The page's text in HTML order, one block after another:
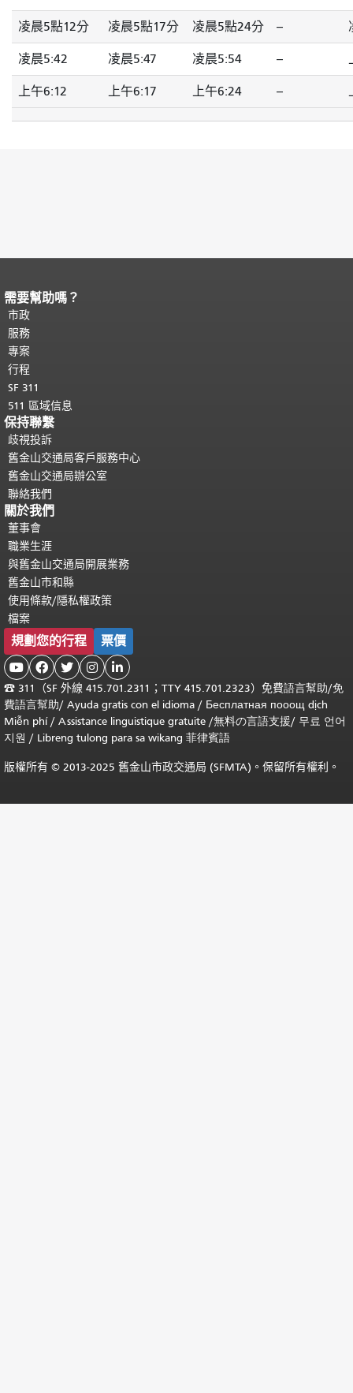
凌晨5點12分 凌晨5點17分 凌晨5點24分 --
凌晨5:42 凌晨5:47 凌晨5:54 --
上午6:12 上午6:17 上午6:24 --
頁面內容結束。
都會重複顯示。
需要幫助嗎？
市政
服務
專案
行程
SF 311
511 區域信息
保持聯繫
歧視投訴
舊金山交通局客戶服務中心
舊金山交通局辦公室
聯絡我們
關於我們
董事會
職業生涯
與舊金山交通局開展業務
舊金山市和縣
使用條款/隱私權政策
檔案
規劃您的行程 票價
    
☎ 311（SF 外線 415.701.2311；TTY 415.701.2323）免費語言幫助/免
費語言幫助/ Ayuda gratis con el idioma / Бесплатная пооощ dịch
Miễn phí/ Assistance linguistique gratuite /無料の言語支援/ 무료 언어
지원 / Libreng tulong para sa wikang 菲律賓語
版權所有 © 2013-2025 舊金山市政交通局 (SFMTA)。保留所有權利。